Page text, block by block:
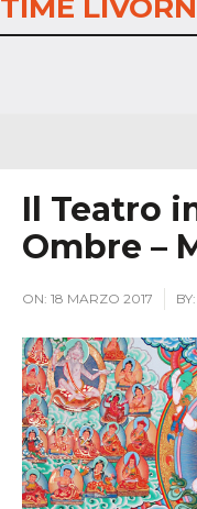
TIME
Il Teatro
Ombre –
ON: 18 MARZO 2017 BY: